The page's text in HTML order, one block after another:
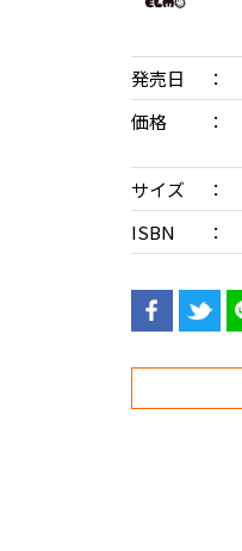
発売日
価格
サイズ
ISBN